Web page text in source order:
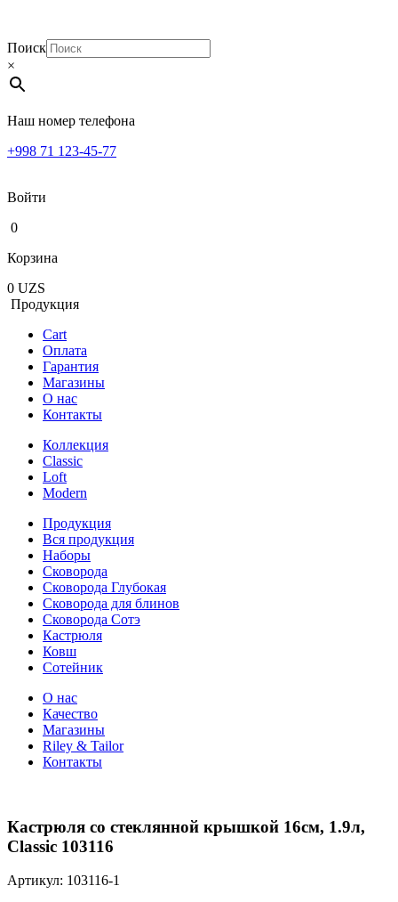
Поиск
×
Наш номер телефона
+998 71 123-45-77
Войти
0
Корзина
0 UZS
Продукция
Cart
Оплата
Гарантия
Магазины
О нас
Контакты
Коллекция
Classic
Loft
Modern
Продукция
Вся продукция
Наборы
Сковорода
Сковорода Глубокая
Сковорода для блинов
Сковорода Сотэ
Кастрюля
Ковш
Сотейник
О нас
Качество
Магазины
Riley & Tailor
Контакты
Кастрюля со стеклянной крышкой 16см, 1.9л,
Classic 103116
Артикул: 103116-1